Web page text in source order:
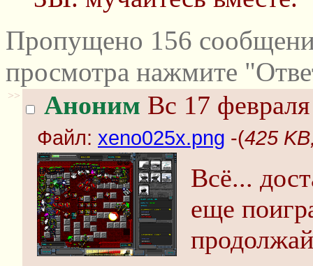
Пропущено 156
просмотра нажмите
>> Аноним Вс 17
Файл: xeno025x.png -(425
Всё...
еще